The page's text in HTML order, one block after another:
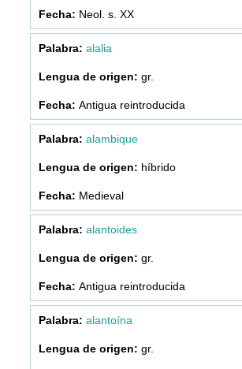
Neol. s. XX
alalia
gr.
Antigua reintroducida
alambique
híbrido
Medieval
alantoides
gr.
Antigua reintroducida
alantoína
gr.